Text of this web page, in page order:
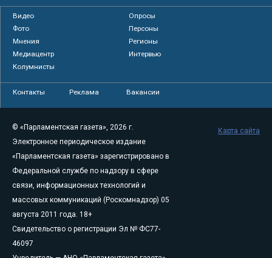
Видео
Опросы
Фото
Персоны
Мнения
Регионы
Медиацентр
Интервью
Колумнисты
Контакты Реклама Вакансии
© «Парламентская газета», 2026 г.
Электронное периодическое издание
«Парламентская газета» зарегистрировано в
Федеральной службе по надзору в сфере
связи, информационных технологий и
массовых коммуникаций (Роскомнадзор) 05
августа 2011 года. 18+
Свидетельство о регистрации Эл № ФС77-
46097
Карта сайта